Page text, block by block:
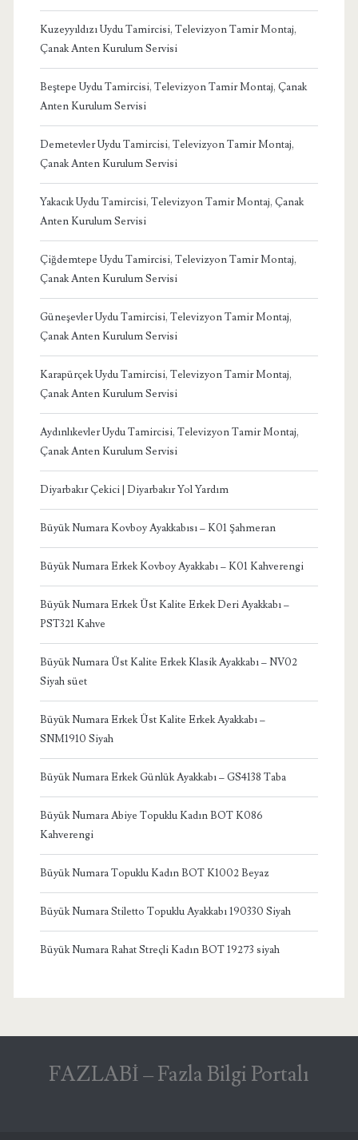
Kuzeyyıldızı Uydu Tamircisi, Televizyon Tamir Montaj,
Çanak Anten Kurulum Servisi
Beştepe Uydu Tamircisi, Televizyon Tamir Montaj, Çanak
Anten Kurulum Servisi
Demetevler Uydu Tamircisi, Televizyon Tamir Montaj,
Çanak Anten Kurulum Servisi
Yakacık Uydu Tamircisi, Televizyon Tamir Montaj, Çanak
Anten Kurulum Servisi
Çiğdemtepe Uydu Tamircisi, Televizyon Tamir Montaj,
Çanak Anten Kurulum Servisi
Güneşevler Uydu Tamircisi, Televizyon Tamir Montaj,
Çanak Anten Kurulum Servisi
Karapürçek Uydu Tamircisi, Televizyon Tamir Montaj,
Çanak Anten Kurulum Servisi
Aydınlıkevler Uydu Tamircisi, Televizyon Tamir Montaj,
Çanak Anten Kurulum Servisi
Diyarbakır Çekici | Diyarbakır Yol Yardım
Büyük Numara Kovboy Ayakkabısı – K01 Şahmeran
Büyük Numara Erkek Kovboy Ayakkabı – K01 Kahverengi
Büyük Numara Erkek Üst Kalite Erkek Deri Ayakkabı –
PST321 Kahve
Büyük Numara Üst Kalite Erkek Klasik Ayakkabı – NV02
Siyah süet
Büyük Numara Erkek Üst Kalite Erkek Ayakkabı –
SNM1910 Siyah
Büyük Numara Erkek Günlük Ayakkabı – GS4138 Taba
Büyük Numara Abiye Topuklu Kadın BOT K086
Kahverengi
Büyük Numara Topuklu Kadın BOT K1002 Beyaz
Büyük Numara Stiletto Topuklu Ayakkabı 190330 Siyah
Büyük Numara Rahat Streçli Kadın BOT 19273 siyah
FAZLABİ – Fazla Bilgi Portalı